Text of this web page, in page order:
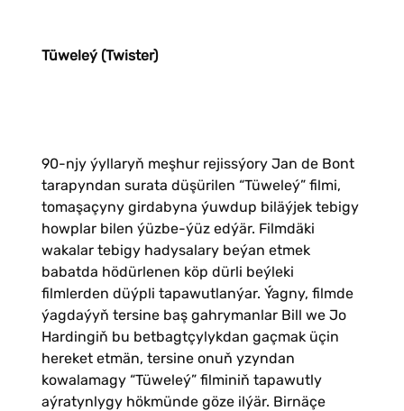
Tüweleý (Twister)
90-njy ýyllaryň meşhur rejissýory Jan de Bont
tarapyndan surata düşürilen “Tüweleý” filmi,
tomaşaçyny girdabyna ýuwdup biläýjek tebigy
howplar bilen ýüzbe-ýüz edýär. Filmdäki
wakalar tebigy hadysalary beýan etmek
babatda hödürlenen köp dürli beýleki
filmlerden düýpli tapawutlanýar. Ýagny, filmde
ýagdaýyň tersine baş gahrymanlar Bill we Jo
Hardingiň bu betbagtçylykdan gaçmak üçin
hereket etmän, tersine onuň yzyndan
kowalamagy “Tüweleý” filminiň tapawutly
aýratynlygy hökmünde göze ilýär. Birnäçe